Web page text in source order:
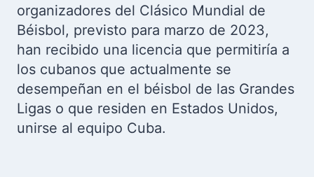
organizadores del Clásico Mundial de
Béisbol, previsto para marzo de 2023,
han recibido una licencia que permitiría a
los cubanos que actualmente se
desempeñan en el béisbol de las Grandes
Ligas o que residen en Estados Unidos,
unirse al equipo Cuba.